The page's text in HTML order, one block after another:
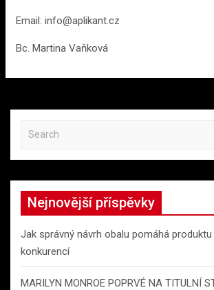
Email: info@aplikant.cz
ㅤBc. Martina Vaňková
a
r
h
Nejnovější příspěvky
Jak správný návrh obalu pomáhá
konkurencí
MARILYN MONROE POPRVÉ NA TITULNÍ